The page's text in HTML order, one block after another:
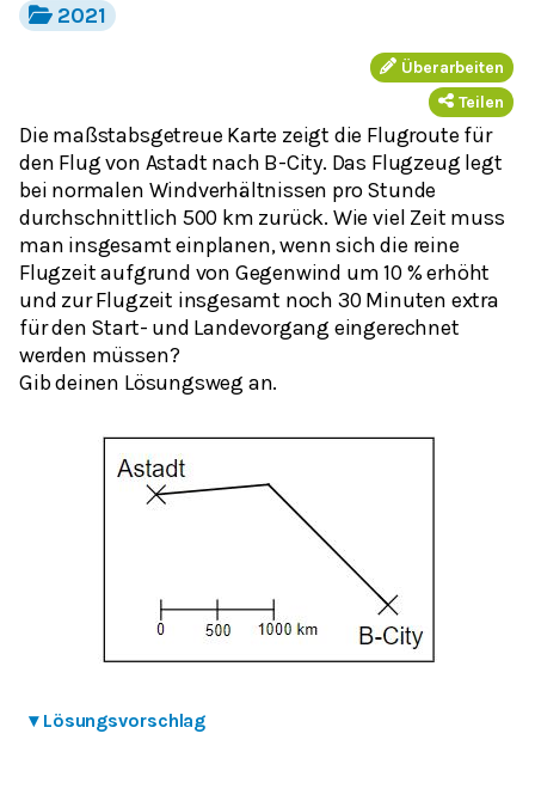
2021
Überarbeiten
Teilen
Die maßstabsgetreue Karte zeigt die Flugroute für
den Flug von Astadt nach B-City. Das Flugzeug legt
bei normalen Windverhältnissen pro Stunde
durchschnittlich 500 km zurück. Wie viel Zeit muss
man insgesamt einplanen, wenn sich die reine
Flugzeit aufgrund von Gegenwind um 10 % erhöht
und zur Flugzeit insgesamt noch 30 Minuten extra
für den Start- und Landevorgang eingerechnet
werden müssen?
Gib deinen Lösungsweg an.
▾ Lösungsvorschlag